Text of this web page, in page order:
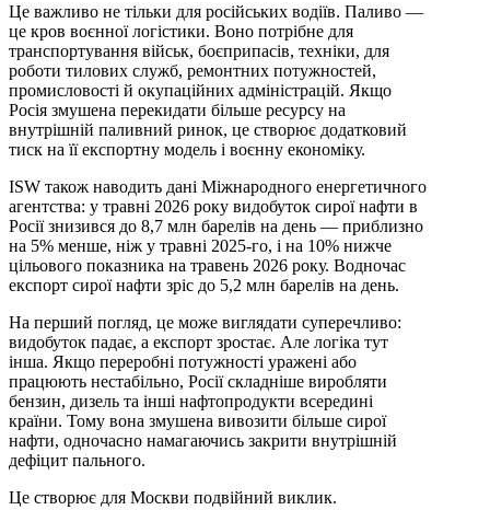
Це важливо не тільки для російських водіїв. Паливо —
це кров воєнної логістики. Воно потрібне для
транспортування військ, боєприпасів, техніки, для
роботи тилових служб, ремонтних потужностей,
промисловості й окупаційних адміністрацій. Якщо
Росія змушена перекидати більше ресурсу на
внутрішній паливний ринок, це створює додатковий
тиск на її експортну модель і воєнну економіку.
ISW також наводить дані Міжнародного енергетичного
агентства: у травні 2026 року видобуток сирої нафти в
Росії знизився до 8,7 млн барелів на день — приблизно
на 5% менше, ніж у травні 2025-го, і на 10% нижче
цільового показника на травень 2026 року. Водночас
експорт сирої нафти зріс до 5,2 млн барелів на день.
На перший погляд, це може виглядати суперечливо:
видобуток падає, а експорт зростає. Але логіка тут
інша. Якщо переробні потужності уражені або
працюють нестабільно, Росії складніше виробляти
бензин, дизель та інші нафтопродукти всередині
країни. Тому вона змушена вивозити більше сирої
нафти, одночасно намагаючись закрити внутрішній
дефіцит пального.
Це створює для Москви подвійний виклик.